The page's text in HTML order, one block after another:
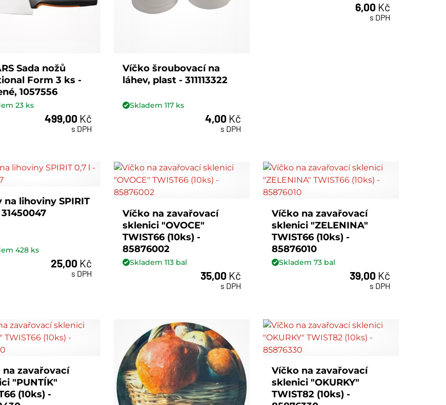
Sada nožů
Form 3 ks -
1057556
23 ks
499,00 Kč
s DPH
Víčko šroubovací na
láhev, plast - 311113322
Skladem117 ks
4,00 Kč
s DPH
6,00 Kč
s DPH
na lihoviny SPIRIT
428 ks
25,00 Kč
s DPH
Víčko na zavařovací
sklenici "OVOCE"
TWIST66 (10ks) -
85876002
Skladem113 bal
35,00 Kč
s DPH
Víčko na zavařovací
sklenici "ZELENINA"
TWIST66 (10ks) -
85876010
Skladem73 bal
39,00 Kč
s DPH
na zavařovací
"PUNTÍK"
(10ks) -
Víčko na zavařovací
sklenici "OKURKY"
TWIST82 (10ks) -